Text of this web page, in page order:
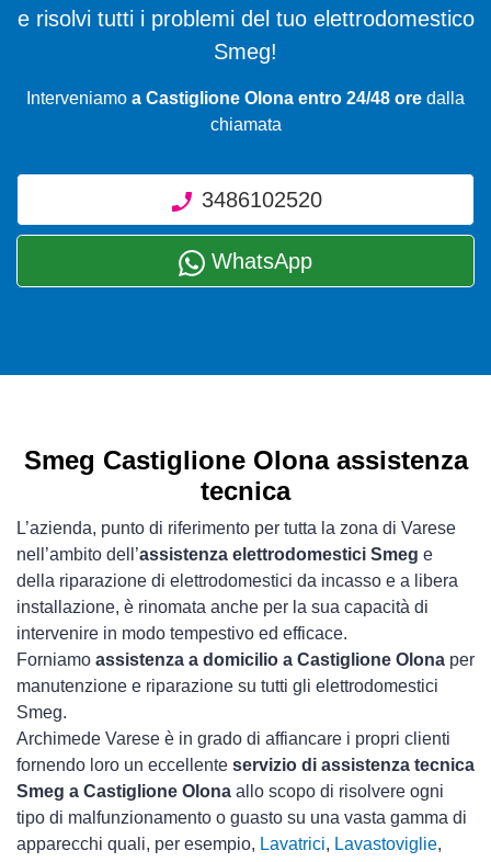
e risolvi tutti i problemi del tuo elettrodomestico
Smeg!
Interveniamo a Castiglione Olona entro 24/48 ore dalla
chiamata
3486102520
WhatsApp
Smeg Castiglione Olona assistenza
tecnica
L’azienda, punto di riferimento per tutta la zona di Varese
nell’ambito dell’assistenza elettrodomestici Smeg e
della riparazione di elettrodomestici da incasso e a libera
installazione, è rinomata anche per la sua capacità di
intervenire in modo tempestivo ed efficace.
Forniamo assistenza a domicilio a Castiglione Olona per
manutenzione e riparazione su tutti gli elettrodomestici
Smeg.
Archimede Varese è in grado di affiancare i propri clienti
fornendo loro un eccellente servizio di assistenza tecnica
Smeg a Castiglione Olona allo scopo di risolvere ogni
tipo di malfunzionamento o guasto su una vasta gamma di
apparecchi quali, per esempio, Lavatrici, Lavastoviglie,